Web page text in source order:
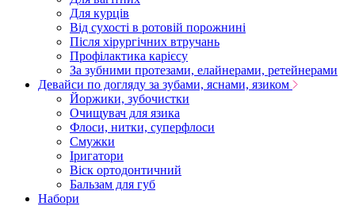
Для курців
Від сухості в ротовій порожнині
Після хірургічних втручань
Профілактика карієсу
За зубними протезами, елайнерами, ретейнерами
Девайси по догляду за зубами, яснами, язиком
Йоржики, зубочистки
Очищувач для язика
Флоси, нитки, суперфлоси
Смужки
Іригатори
Віск ортодонтичний
Бальзам для губ
Набори